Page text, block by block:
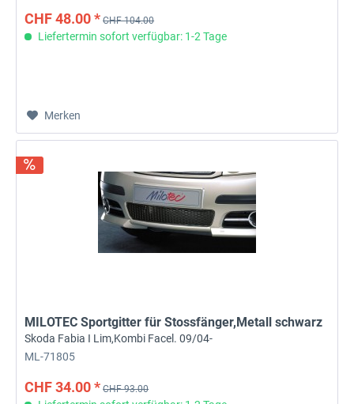
CHF 48.00 * CHF 104.00
Liefertermin sofort verfügbar: 1-2 Tage
Merken
MILOTEC Sportgitter für Stossfänger,Metall schwarz
Skoda Fabia I Lim,Kombi Facel. 09/04-
ML-71805
CHF 34.00 * CHF 93.00